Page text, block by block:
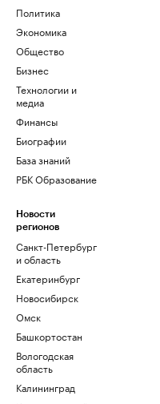
Политика
Экономика
Общество
Бизнес
Технологии и
медиа
Финансы
Биографии
База знаний
РБК Образование
Новости
регионов
Санкт-Петербург
и область
Екатеринбург
Новосибирск
Омск
Башкортостан
Вологодская
область
Калининград